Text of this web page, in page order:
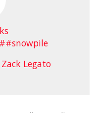
##snowpile
Legato